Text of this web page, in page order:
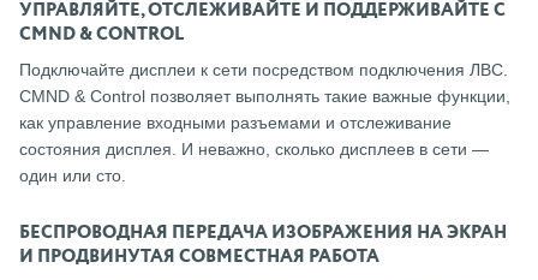
УПРАВЛЯЙТЕ, ОТСЛЕЖИВАЙТЕ И ПОДДЕРЖИВАЙТЕ С
CMND & CONTROL
Подключайте дисплеи к сети посредством подключения ЛВС.
CMND & Control позволяет выполнять такие важные функции,
как управление входными разъемами и отслеживание
состояния дисплея. И неважно, сколько дисплеев в сети —
один или сто.
БЕСПРОВОДНАЯ ПЕРЕДАЧА ИЗОБРАЖЕНИЯ НА ЭКРАН
И ПРОДВИНУТАЯ СОВМЕСТНАЯ РАБОТА